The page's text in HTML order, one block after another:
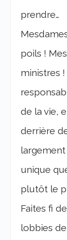
prendre…
poils !
ministres
de la vie,
derrière
unique
plutôt le
Faites fi
lobbies de